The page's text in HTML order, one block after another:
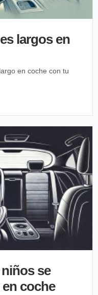
largos en
en coche con tu
se
coche